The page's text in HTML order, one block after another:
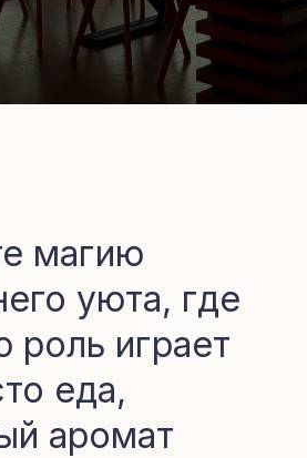
магию
уюта, где
роль играет
еда,
аромат